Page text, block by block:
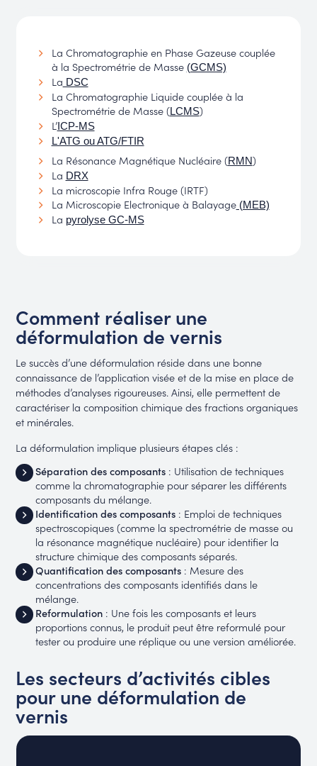
La Chromatographie en Phase Gazeuse couplée
à la Spectrométrie de Masse (GCMS)
La DSC
La Chromatographie Liquide couplée à la
Spectrométrie de Masse (LCMS)
L’ICP-MS
L'ATG ou ATG/FTIR
La Résonance Magnétique Nucléaire (RMN)
La DRX
La microscopie Infra Rouge (IRTF)
La Microscopie Electronique à Balayage(MEB)
La pyrolyse GC-MS
Comment réaliser une
déformulation de vernis
Le succès d’une déformulation réside dans une bonne
connaissance de l’application visée et de la mise en place de
méthodes d’analyses rigoureuses. Ainsi, elle permettent de
caractériser la composition chimique des fractions organiques
et minérales.
La déformulation implique plusieurs étapes clés :
Séparation des composants: Utilisation de techniques
comme la chromatographie pour séparer les différents
composants du mélange.
Identification des composants: Emploi de techniques
spectroscopiques (comme la spectrométrie de masse ou
la résonance magnétique nucléaire) pour identifier la
structure chimique des composants séparés.
Quantification des composants: Mesure des
concentrations des composants identifiés dans le
mélange.
Reformulation: Une fois les composants et leurs
proportions connus, le produit peut être reformulé pour
tester ou produire une réplique ou une version améliorée.
Les secteurs d’activités cibles
pour une déformulation de
vernis